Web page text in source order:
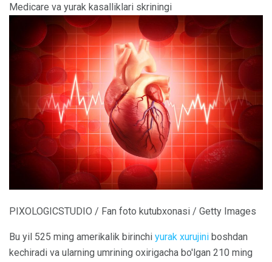
Medicare va yurak kasalliklari skriningi
PIXOLOGICSTUDIO / Fan foto kutubxonasi / Getty Images
Bu yil 525 ming amerikalik birinchi yurak xurujini boshdan
kechiradi va ularning umrining oxirigacha bo'lgan 210 ming